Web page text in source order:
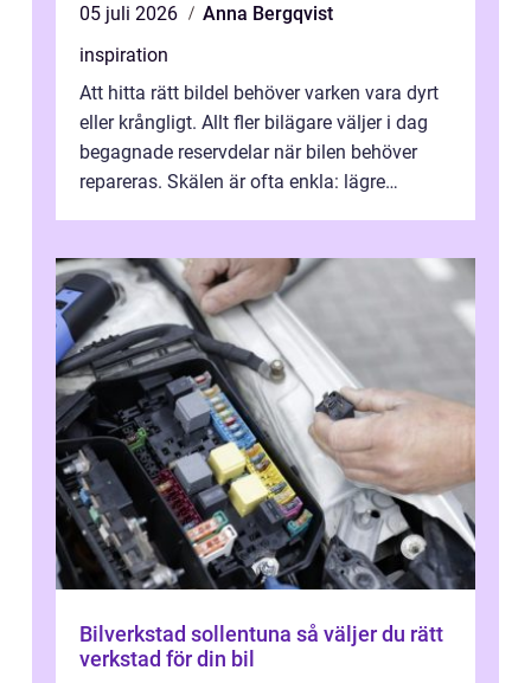
05 juli 2026
Anna Bergqvist
inspiration
Att hitta rätt bildel behöver varken vara dyrt
eller krångligt. Allt fler bilägare väljer i dag
begagnade reservdelar när bilen behöver
repareras. Skälen är ofta enkla: lägre
Bilverkstad sollentuna så väljer du rätt
verkstad för din bil